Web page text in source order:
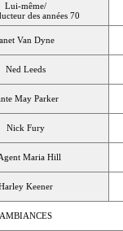
Lui-même/
des années 70
Van Dyne
Ned Leeds
May Parker
Nick Fury
Maria Hill
Keener
AMBIANCES